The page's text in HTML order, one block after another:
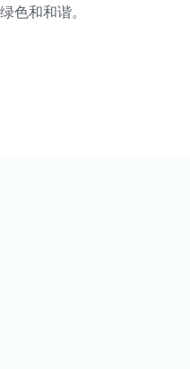
色和和谐。